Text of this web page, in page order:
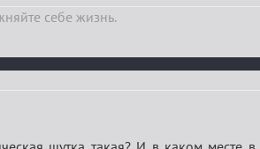
себе жизнь.